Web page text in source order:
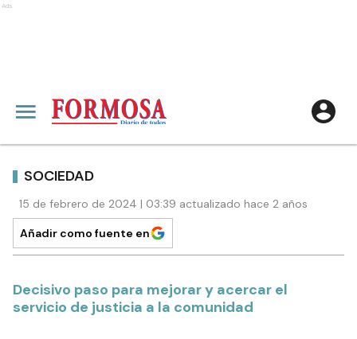
Ads
SOCIEDAD
15 de febrero de 2024 | 03:39 actualizado hace 2 años
Añadir como fuente en
Decisivo paso para mejorar y acercar el
servicio de justicia a la comunidad